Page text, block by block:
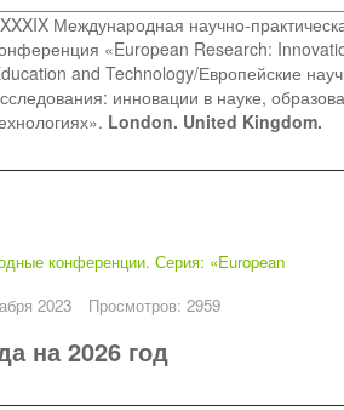
Международная научно-
«European Research:
and Technology/Европейские
инновации в науке,
London. United Kingdom.
конференции. Серия: «European
2023
Просмотров: 2959
на 2026 год